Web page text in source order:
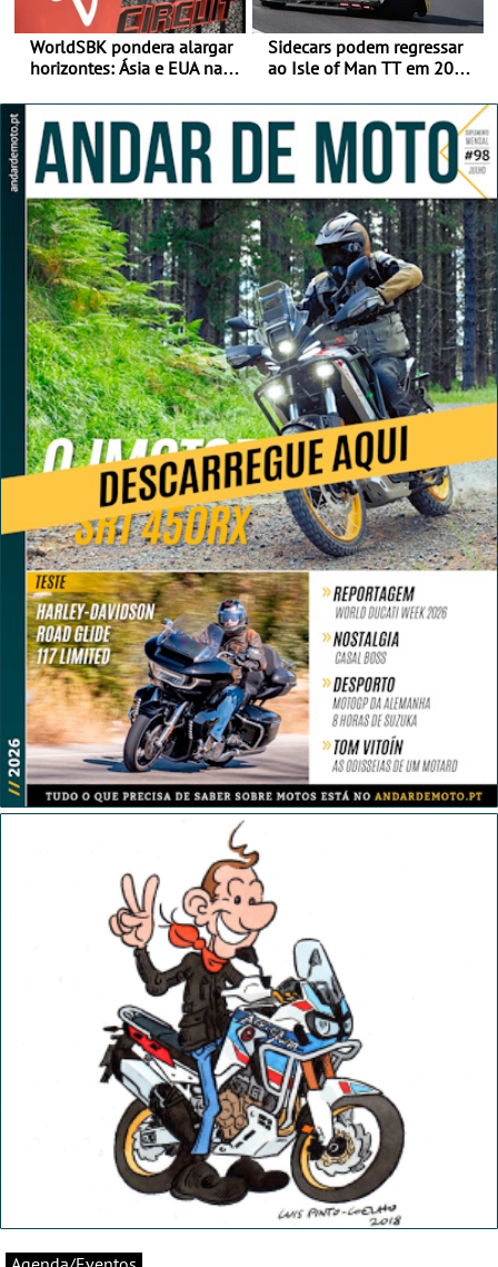
WorldSBK pondera alargar
horizontes: Ásia e EUA na
Sidecars podem regressar
ao Isle of Man TT em 2027